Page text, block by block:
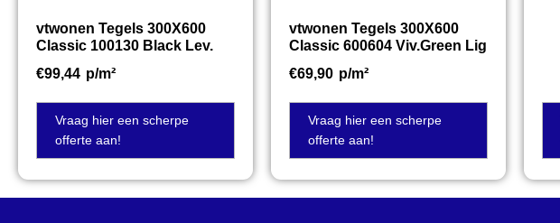
vtwonen Tegels 300X600
Classic 100130 Black Lev.
€99,44 p/m²
Vraag hier een scherpe
offerte aan!
vtwonen Tegels 300X600
Classic 600604 Viv.Green Lig
€69,90 p/m²
Vraag hier een scherpe
offerte aan!